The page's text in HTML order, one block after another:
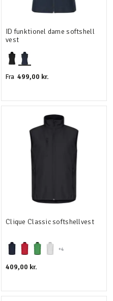
ID funktionel dame softshell
vest
Fra 499,00 kr.
+4
Clique Classic softshellvest
409,00 kr.